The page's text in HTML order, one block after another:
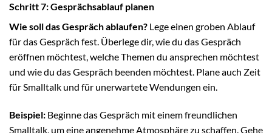
Schritt 7: Gesprächsablauf planen
Wie soll das Gespräch ablaufen? Lege einen groben Ablauf
für das Gespräch fest. Überlege dir, wie du das Gespräch
eröffnen möchtest, welche Themen du ansprechen möchtest
und wie du das Gespräch beenden möchtest. Plane auch Zeit
für Smalltalk und für unerwartete Wendungen ein.
Beispiel: Beginne das Gespräch mit einem freundlichen
Smalltalk, um eine angenehme Atmosphäre zu schaffen. Gehe